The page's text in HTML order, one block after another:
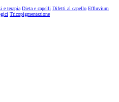
e terapia Dieta e capelli Difetti al capello Effluvium
Tricopigmentazione